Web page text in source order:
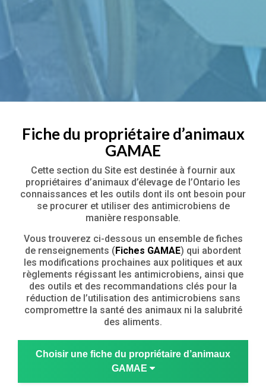
Fiche du propriétaire d’animaux
GAMAE
Cette section du Site est destinée à fournir aux
propriétaires d’animaux d’élevage de l’Ontario les
connaissances et les outils dont ils ont besoin pour
se procurer et utiliser des antimicrobiens de
manière responsable.
Vous trouverez ci-dessous un ensemble de fiches
de renseignements ( Fiches GAMAE) qui abordent
les modifications prochaines aux politiques et aux
règlements régissant les antimicrobiens, ainsi que
des outils et des recommandations clés pour la
réduction de l’utilisation des antimicrobiens sans
compromettre la santé des animaux ni la salubrité
des aliments.
Choisir une fiche du propriétaire d’animaux
GAMAE